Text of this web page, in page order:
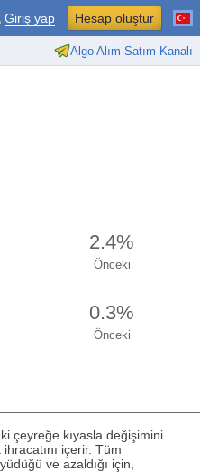
Algo Alım-Satım Kanalı
Giriş yap Hesap oluştur
2.4%
Önceki
0.3%
Önceki
çeyreğe kıyasla değişimini
içerir. Tüm
ve azaldığı için,